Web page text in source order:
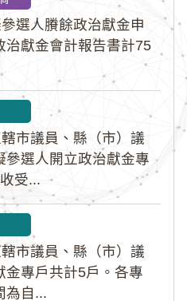
選人賸餘政治獻金申
治獻金會計報告書計75
市議員、縣（市）議
參選人開立政治獻金專
受...
市議員、縣（市）議
金專戶共計5戶。各專
為自...